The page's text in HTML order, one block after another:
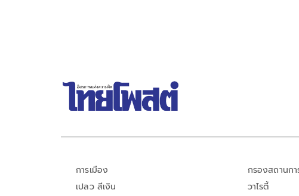
การเมือง
เปลว สีเงิน
กรองสถานก
วาไรตี้